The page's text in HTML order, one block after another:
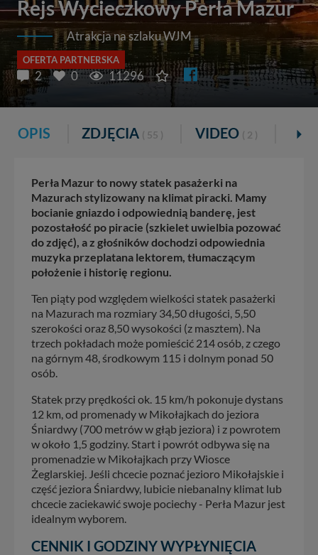
Rejs Wycieczkowy Perła Mazur
Atrakcja na szlaku WJM
OFERTA PARTNERSKA
2 0 11296
OPIS ZDJĘCIA ( 55 ) VIDEO ( 2 )
Perła Mazur to nowy statek pasażerki na
Mazurach stylizowany na klimat piracki. Mamy
bocianie gniazdo i odpowiednią banderę, jest
pozostałość po piracie (szkielet uwielbia pozować
do zdjęć), a z głośników dochodzi odpowiednia
muzyka przeplatana lektorem, tłumaczącym
położenie i historię regionu.
Ten piąty pod względem wielkości statek pasażerki
na Mazurach ma rozmiary 34,50 długości, 5,50
szerokości oraz 8,50 wysokości (z masztem). Na
trzech pokładach może pomieścić 214 osób, z czego
na górnym 48, środkowym 115 i dolnym ponad 50
osób.
Statek przy prędkości ok. 15 km/h pokonuje dystans
12 km, od promenady w Mikołajkach do jeziora
Śniardwy (700 metrów w głąb jeziora) i z powrotem
w około 1,5 godziny. Start i powrót odbywa się na
promenadzie w Mikołajkach przy Wiosce
Żeglarskiej. Jeśli chcecie poznać jezioro Mikołajskie i
część jeziora Śniardwy, lubicie niebanalny klimat lub
chcecie zaciekawić swoje pociechy - Perła Mazur jest
idealnym wyborem.
CENNIK I GODZINY WYPŁYNIĘCIA